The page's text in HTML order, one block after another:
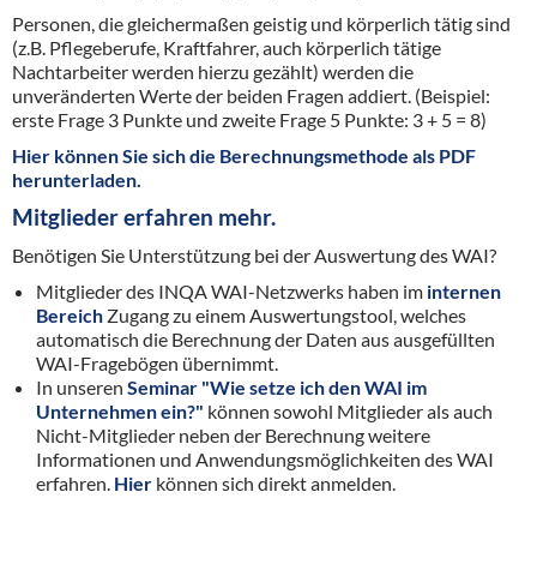
Personen, die gleichermaßen geistig und körperlich tätig sind
(z.B. Pflegeberufe, Kraftfahrer, auch körperlich tätige
Nachtarbeiter werden hierzu gezählt) werden die
unveränderten Werte der beiden Fragen addiert. (Beispiel:
erste Frage 3 Punkte und zweite Frage 5 Punkte: 3 + 5 = 8)
Hier können Sie sich die Berechnungsmethode als PDF
herunterladen.
Mitglieder erfahren mehr.
Benötigen Sie Unterstützung bei der Auswertung des WAI?
Mitglieder des INQA WAI-Netzwerks haben im internen
Bereich Zugang zu einem Auswertungstool, welches
automatisch die Berechnung der Daten aus ausgefüllten
WAI-Fragebögen übernimmt.
In unseren Seminar "Wie setze ich den WAI im
Unternehmen ein?" können sowohl Mitglieder als auch
Nicht-Mitglieder neben der Berechnung weitere
Informationen und Anwendungsmöglichkeiten des WAI
erfahren. Hier können sich direkt anmelden.